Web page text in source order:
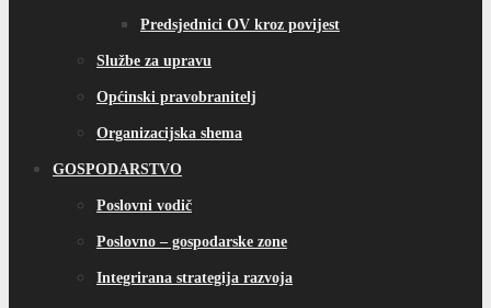
Predsjednici OV kroz povijest
Službe za upravu
Općinski pravobranitelj
Organizacijska shema
GOSPODARSTVO
Poslovni vodič
Poslovno – gospodarske zone
Integrirana strategija razvoja